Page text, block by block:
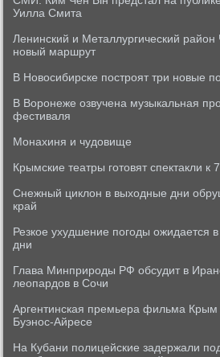
Уилла Смита
Ленинский и Металлургический район
новый маршрут
В Новосибирске построят три новые
В Воронеже озвучена музыкальная
фестиваля
Монахиня и чудовище
Крымские театры готовят спектакли
Снежный циклон в выходные дни
край
Резкое ухудшение погоды ожидается
дни
Глава Минприроды РФ обсудит в
леопардов в Сочи
Аргентинская премьера фильма
Буэнос-Айресе
На Кубани полицейские задержали